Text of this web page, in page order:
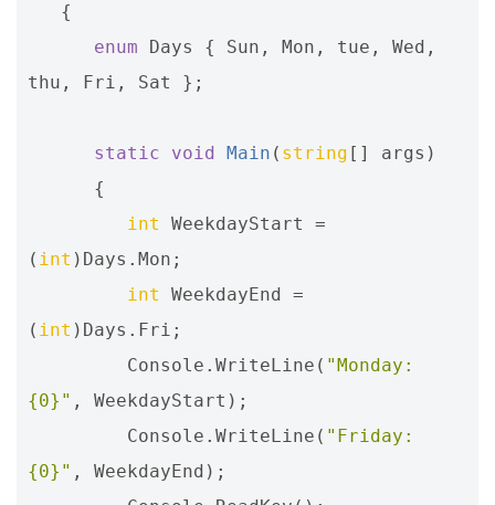
{
enum
Days { Sun , Mon , tue , Wed ,
thu , Fri , Sat };
static void Main ( string [] args )
{
int
WeekdayStart
=
( int ) Days . Mon ;
int
WeekdayEnd =
( int ) Days . Fri ;
Console . WriteLine ( "Monday:
{0}" , WeekdayStart );
Console . WriteLine ( "Friday:
{0}" , WeekdayEnd );